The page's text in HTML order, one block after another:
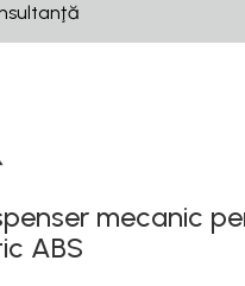
mecanic
ABS